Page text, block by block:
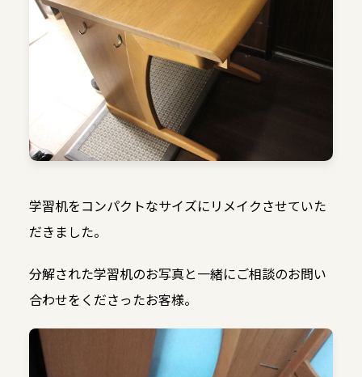
学習机をコンパクトなサイズにリメイクさせていた
だきました。
分解された学習机のお写真と一緒にご相談のお問い
合わせをくださったお客様。